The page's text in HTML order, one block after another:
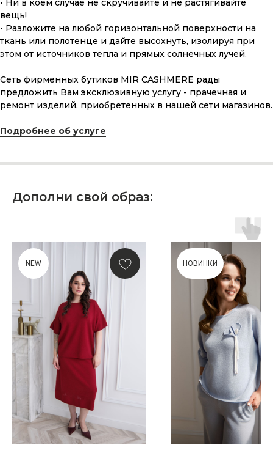
• Ни в коем случае не скручивайте и не растягивайте
вещь!
• Разложите на любой горизонтальной поверхности на
ткань или полотенце и дайте высохнуть, изолируя при
этом от источников тепла и прямых солнечных лучей.
Сеть фирменных бутиков MIR CASHMERE рады
предложить Вам эксклюзивную услугу - прачечная и
ремонт изделий, приобретенных в нашей сети магазинов.
Подробнее об услуге
Дополни свой образ:
NEW НОВИНКИ
ПОДАРОЧНАЯ КАРТА
Что может быть лучше подарка,
КУПИТЬ КАРТУ
Скидка 10% за подписку
на Телеграм канал
Хотите быть в курсе всех новинок
и акций, подпишитесь на email рассылку
Новинки, акции, подарки
и модный журнал — всё это
в нашем телеграмм канале:
MIR CASHMERE Official